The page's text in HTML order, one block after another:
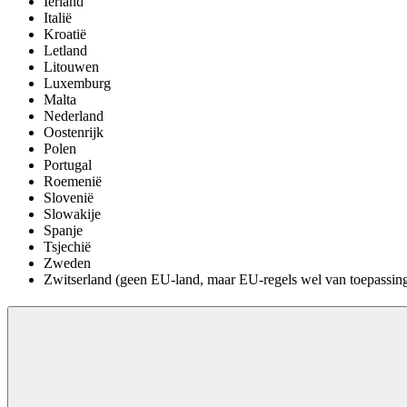
Italië
Kroatië
Letland
Litouwen
Luxemburg
Malta
Nederland
Oostenrijk
Polen
Portugal
Roemenië
Slovenië
Slowakije
Spanje
Tsjechië
Zweden
Zwitserland (geen EU-land, maar EU-regels wel van